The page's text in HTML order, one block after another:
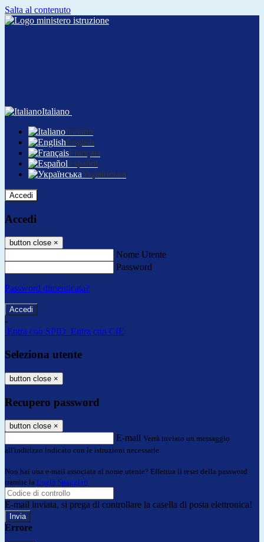
Salta al contenuto
Italiano
Italiano
English
Français
Español
Українська
Accedi
Accedi
button close ×
Nome Utente
Password
Password dimenticata?
-
Entra con SPID Entra con CIE
Seleziona utente
button close ×
Recupero password
button close ×
E-mail Verrà inviato un messaggio
all'indirizzo indicato con le istruzioni necessarie.
Non hai una e-mail associata al nome utente? Effettua il reset della password
tramite la Login Spaggiari
E-mail inviata, si prega di controllare la casella di posta elettronica!
Errore